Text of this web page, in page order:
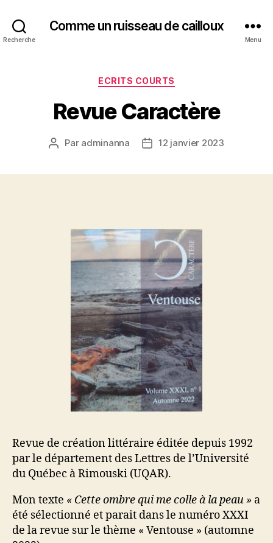
Recherche
Comme un ruisseau de cailloux
Menu
Catégories
ECRITS COURTS
Revue Caractère
Auteur
Par adminanna
Date12 janvier 2023
Revue de création littéraire éditée depuis 1992
par le département des Lettres de l’Université
du Québec à Rimouski (UQAR).
Mon texte « Cette ombre qui me colle à la peau » a
été sélectionné et parait dans le numéro XXXI
de la revue sur le thème « Ventouse » (automne